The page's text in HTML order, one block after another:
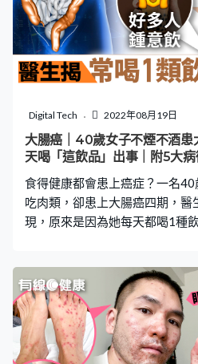
建議選較綠的香蕉，一來綠色香
的轉化糖較少。 黃色香蕉助控
代表抗性澱粉含量也隨之下降，
問，黃色香蕉減少了抗性澱粉，
樺的答案是No！她指，黃色香
鉀可控制血壓；另外，當中的色
香蕉選哪個顏色最理想？ 簡鈺
生、不太熟的香蕉來吃，因為既
於香蕉的食用分量，簡鈺樺指，
Digital Tech 2022年08月19日
大腸癌｜40歲女子不煙不酒
天喝「這飲品」出事｜附5大病
食得健康都會患上癌症？一名
吃肉類，卻患上大腸癌四期，
現，原來是因為她每天都喝1種
院家醫科醫生陳欣湄在節目《健
有一名40歲微胖的女性患者，
肉、加工食品，但每天都會喝1
大腸癌四期。 陳欣湄指出，有
糖，容易令身體血糖上升，長期